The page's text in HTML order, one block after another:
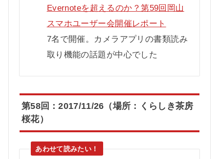
Evernoteを超えるのか？第59回岡山
スマホユーザー会開催レポート
7名で開催。カメラアプリの書類読み
取り機能の話題が中心でした
第58回：2017/11/26（場所：くらしき茶房
桜花）